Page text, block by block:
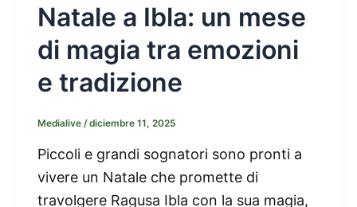
Natale a Ibla: un mese
di magia tra emozioni
e tradizione
Medialive /diciembre 11, 2025
Piccoli e grandi sognatori sono pronti a
vivere un Natale che promette di
travolgere Ragusa Ibla con la sua magia,